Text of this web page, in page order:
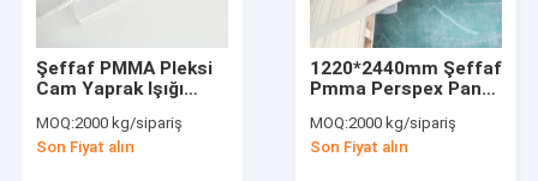
Şeffaf PMMA Pleksi
Cam Yaprak Işığı
Tahta 3mm
MOQ:2000 kg/sipariş
Son Fiyat alın
1220*2440mm Şeffaf
Pmma Perspex Panel
levha
MOQ:2000 kg/sipariş
Son Fiyat alın